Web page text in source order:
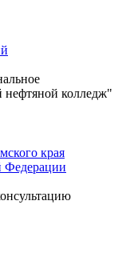
нефтяной колледж"
края
Федерации